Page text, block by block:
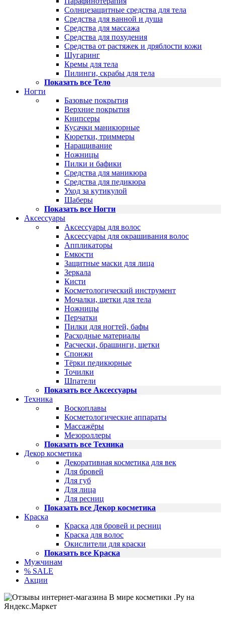
Солнцезащитные средства для тела
Средства для ванной и душа
Средства для массажа
Средства для похудения
Средства от растяжек и дряблости кожи
Шугаринг
Кремы для тела
Пилинги, скрабы для тела
Показать все Тело
Ногти
Базовые покрытия
Верхние покрытия
Книпсеры
Кусачки маникюрные
Кюретки, триммеры
Наращивание
Ножницы
Пилки и бафики
Средства для маникюра
Средства для педикюра
Уход за кутикулой
Шаберы
Показать все Ногти
Аксессуары
Аксессуары для волос
Аксессуары для окрашивания волос
Аппликаторы
Емкости
Защитные маски для лица
Зеркала
Кисти
Косметологический инструмент
Мочалки, щетки для тела
Ножницы
Перчатки
Пилки для ногтей, бафы
Расходные материалы
Расчески, брашинги, щетки
Спонжи
Тёрки педикюрные
Точилки
Шпатели
Показать все Аксессуары
Техника
Воскоплавы
Косметологические аппараты
Массажёры
Мезороллеры
Показать все Техника
Декор косметика
Декоративная косметика для век
Для бровей
Для губ
Для лица
Для ресниц
Показать все Декор косметика
Краска
Краска для бровей и ресниц
Краска для волос
Окислители для краски
Показать все Краска
Мужчинам
% SALE
Акции